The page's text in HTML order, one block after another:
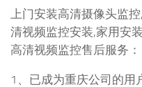
上门安装高清摄像头监
清视频监控安装,家用安
高清视频监控售后服务：
1、已成为重庆公司的用